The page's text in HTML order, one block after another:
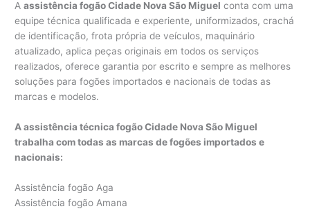
Aassistência fogão Cidade Nova São Miguel conta com uma
equipe técnica qualificada e experiente, uniformizados, crachá
de identificação, frota própria de veículos, maquinário
atualizado, aplica peças originais em todos os serviços
realizados, oferece garantia por escrito e sempre as melhores
soluções para fogões importados e nacionais de todas as
marcas e modelos.
A assistência técnica fogão Cidade Nova São Miguel
trabalha com todas as marcas de fogões importados e
nacionais:
Assistência fogão Aga
Assistência fogão Amana